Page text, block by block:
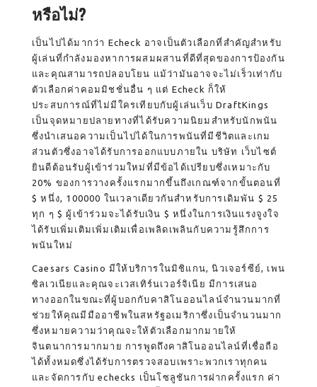
หรือไม่?
เป็นไปได้มากว่า Echeck อาจเป็นตัวเลือกที่สำคัญสำหรับ
ผู้เล่นที่กำลังมองหาการผสมผสานที่ดีที่สุดของการป้องกัน
และคุณสามารถปลอบโยน แม้ว่ามันอาจจะไม่เร็วเท่ากับ
ตัวเลือกค่าคอมมิชชั่นอื่น ๆ แต่ Echeck ก็ให้
ประสบการณ์ที่ไม่มีใครเทียบกับผู้เล่นเว็บ DraftKings
เป็นจุดหมายปลายทางที่ได้รับความนิยมสำหรับนักพนัน
ซึ่งนำเสนอความเป็นไปได้ในการพนันที่มีชีวิตและเกม
ส่วนตัวซึ่งอาจได้รับการออกแบบภายใน บริษัท เว็บไซต์
ยินดีต้อนรับผู้เข้าร่วมใหม่ที่มีข้อได้เปรียบซึ่งเหมาะกับ
20% ของการวางครั้งแรกมากขึ้นถึงเกณฑ์จากขั้นตอนที่
$ หนึ่ง, 100000 ในเวลาเดียวกันสำหรับการเดิมพัน $ 25
ทุก ๆ $ ผู้เข้าร่วมจะได้รับเงิน $ หนึ่งในการเงินแรงจูงใจ
ได้รับเพิ่มเติมเพิ่มเติมเพื่อเพลิดเพลินกับความรู้สึกการ
พนันใหม่
Caesars Casino มีให้บริการในมิชิแกน, นิวเจอร์ซีย์, เพน
ซิลเวเนียและคุณจะเวสเทิร์นเวอร์จิเนีย มีการเสนอ
ทางออกในขณะที่ผู้บอกกับคาสิโนออนไลน์จำนวนมากที่
ช่วยให้คุณมีมืออาชีพในสหรัฐอเมริกาซึ่งเป็นจำนวนมาก
ซึ่งหมายความว่าคุณจะให้ตัวเลือกมากมายให้
จินตนาการมากมาย การพูดถึงคาสิโนออนไลน์ที่เชื่อถือ
ได้ทั้งหมดซึ่งได้รับการตรวจสอบเพราะพวกเราทุกคน
และจัดการกับ echecks เป็นโซลูชันการฝากครั้งแรก ค่า